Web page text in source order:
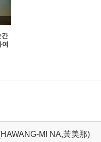
간
MI NA,黃美那)